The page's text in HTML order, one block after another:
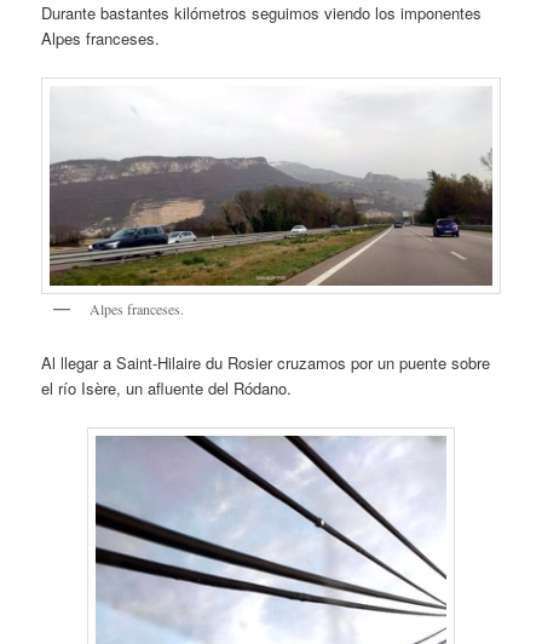
Durante bastantes kilómetros seguimos viendo los imponentes
Alpes franceses.
Alpes franceses.
Al llegar a Saint-Hilaire du Rosier cruzamos por un puente sobre
el río Isère, un afluente del Ródano.